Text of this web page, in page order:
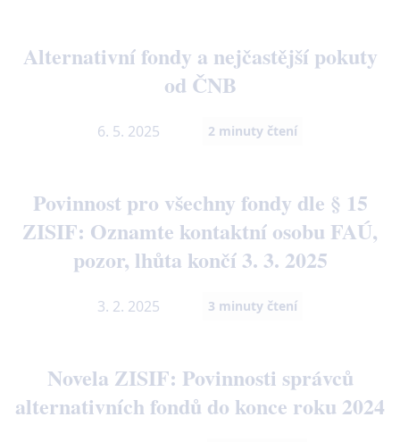
6. 5. 2025 2 minuty čtení
Alternativní fondy a nejčastější pokuty
od ČNB
3. 2. 2025 3 minuty čtení
Povinnost pro všechny fondy dle § 15
ZISIF: Oznamte kontaktní osobu FAÚ,
pozor, lhůta končí 3. 3. 2025
Novela ZISIF: Povinnosti správců
alternativních fondů do konce roku 2024